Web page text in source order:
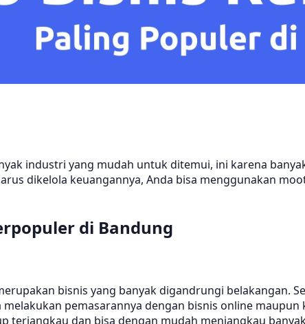
industri yang mudah untuk ditemui, ini karena
dikelola keuangannya, Anda bisa menggunakan
di Bandung
bisnis yang banyak digandrungi belakangan.
pemasarannya dengan bisnis online
terjangkau dan bisa dengan mudah menjangkau